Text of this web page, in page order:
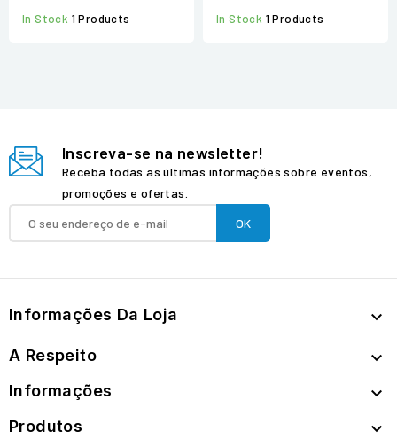
In Stock 1 Products In Stock 1 Products
Inscreva-se na newsletter!
Receba todas as últimas informações sobre eventos,
promoções e ofertas.
Informações Da Loja 
A Respeito 
Informações 
Produtos 